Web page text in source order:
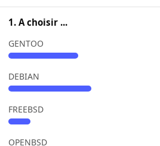
1. A choisir ...
GENTOO
DEBIAN
FREEBSD
OPENBSD